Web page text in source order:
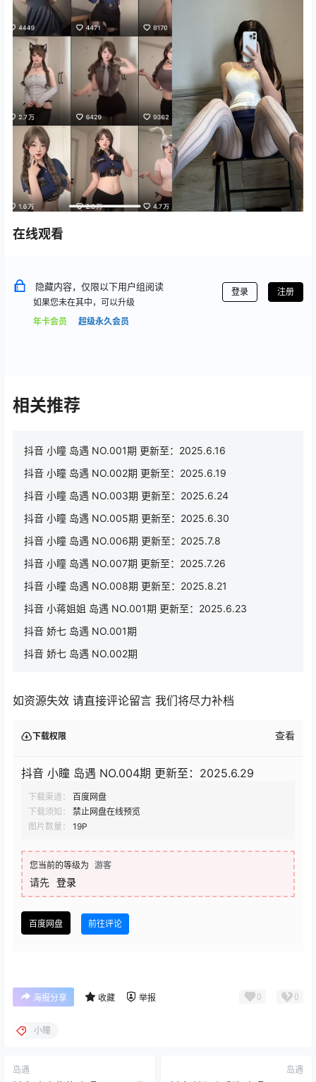
在线观看
隐藏内容，仅限以下用户组阅读
如果您未在其中，可以升级
年卡会员
超级永久会员
登录 注册
相关推荐
抖音 小瞳 岛遇 NO.001期 更新至：2025.6.16
抖音 小瞳 岛遇 NO.002期 更新至：2025.6.19
抖音 小瞳 岛遇 NO.003期 更新至：2025.6.24
抖音 小瞳 岛遇 NO.005期 更新至：2025.6.30
抖音 小瞳 岛遇 NO.006期 更新至：2025.7.8
抖音 小瞳 岛遇 NO.007期 更新至：2025.7.26
抖音 小瞳 岛遇 NO.008期 更新至：2025.8.21
抖音 小蒋姐姐 岛遇 NO.001期 更新至：2025.6.23
抖音 娇七 岛遇 NO.001期
抖音 娇七 岛遇 NO.002期
如资源失效 请直接评论留言 我们将尽力补档
下载权限 查看
抖音 小瞳 岛遇 NO.004期 更新至：2025.6.29
下载渠道：
百度网盘
下载须知：
禁止网盘在线预览
图片数量：
19P
您当前的等级为 游客
请先 登录
百度网盘 前往评论
海报分享 收藏 举报 0 0
小瞳
岛遇 岛遇